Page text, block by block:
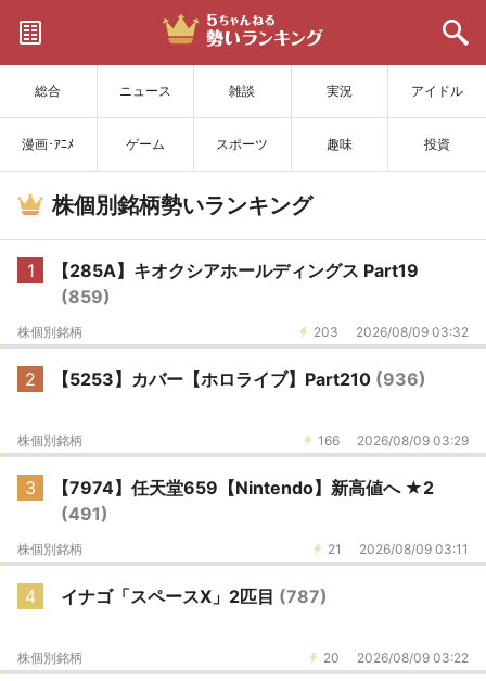
総合 ニュース 雑談 実況 アイドル
漫画･ｱﾆﾒ ゲーム スポーツ 趣味 投資
サイトを更新
株個別銘柄勢いランキング
1
【285A】キオクシアホールディングス Part19
(859)
203 2026/08/09 03:32
株個別銘柄
2 【5253】カバー【ホロライブ】Part210 (936)
166 2026/08/09 03:29
株個別銘柄
3
【7974】任天堂659【Nintendo】新高値へ ★2
(491)
21 2026/08/09 03:11
株個別銘柄
4 イナゴ「スペースX」2匹目 (787)
20 2026/08/09 03:22
株個別銘柄